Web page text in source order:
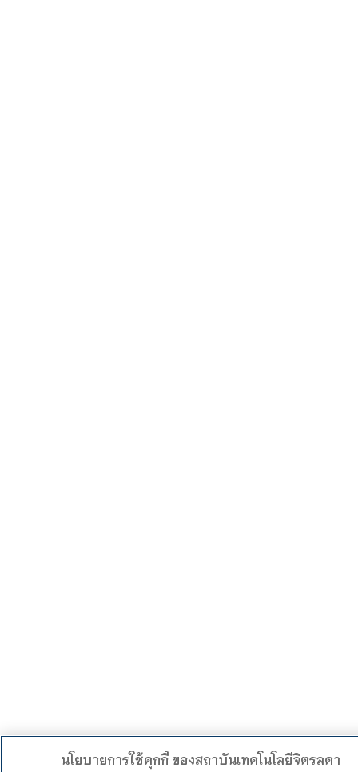
นโยบายการใช้คุกกี้ ของสถาบันเทคโนโลยีจิตรลดา